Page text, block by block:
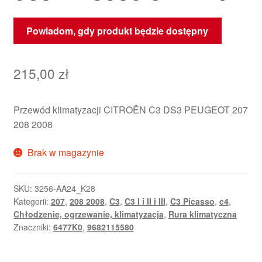
Powiadom, gdy produkt będzie dostępny
215,00 zł
Przewód klimatyzacji CITROËN C3 DS3 PEUGEOT 207
208 2008
Brak w magazynie
SKU: 3256-AA24_K28
Kategorii: 207, 208 2008, C3, C3 I i II i III, C3 Picasso, c4,
Chłodzenie, ogrzewanie, klimatyzacja, Rura klimatyczna
Znaczniki: 6477K0, 9682115580